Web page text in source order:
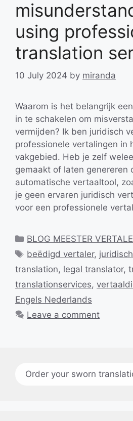
using
translation
10 July 2024 by miranda
Waarom is het belangrijk
in te schakelen om
vermijden? Ik ben juridisch
professionele vertalingen in
vakgebied. Heb je zelf
gemaakt of laten genereren
automatische vertaaltool,
je geen ervaren juridisch
voor een professionele
Categories
BLOG MEESTER
Tags
beëdigd vertaler,
translation, legal translator,
translationservices,
Engels Nederlands
Leave a comment
Order your sworn